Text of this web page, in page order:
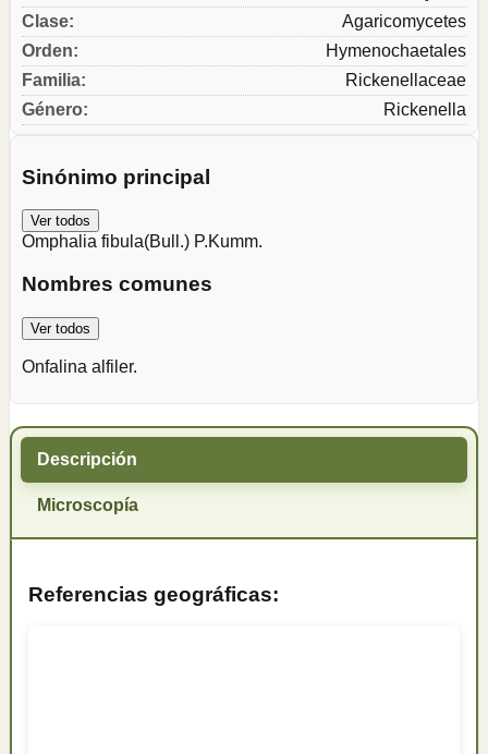
Clase:
Agaricomycetes
Orden:
Hymenochaetales
Familia:
Rickenellaceae
Género: Rickenella
Sinónimo principal
Ver todos
Omphalia fibula(Bull.) P.Kumm.
Nombres comunes
Ver todos
Onfalina alfiler.
Descripción
Microscopía
Referencias geográficas: